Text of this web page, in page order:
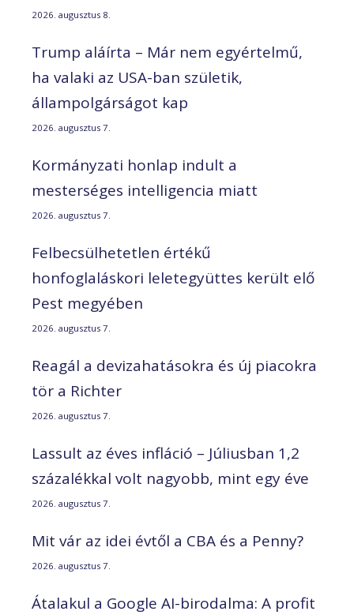
2026. augusztus 8.
Trump aláírta – Már nem egyértelmű,
ha valaki az USA-ban születik,
állampolgárságot kap
2026. augusztus 7.
Kormányzati honlap indult a
mesterséges intelligencia miatt
2026. augusztus 7.
Felbecsülhetetlen értékű
honfoglaláskori leletegyüttes került elő
Pest megyében
2026. augusztus 7.
Reagál a devizahatásokra és új piacokra
tör a Richter
2026. augusztus 7.
Lassult az éves infláció – Júliusban 1,2
százalékkal volt nagyobb, mint egy éve
2026. augusztus 7.
Mit vár az idei évtől a CBA és a Penny?
2026. augusztus 7.
Átalakul a Google AI-birodalma: A profit